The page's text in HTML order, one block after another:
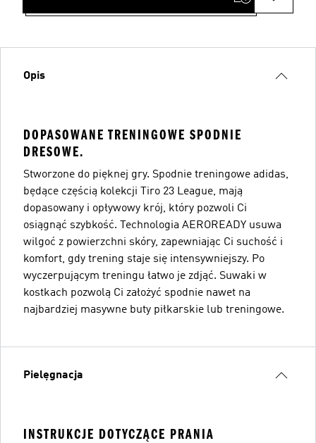
Opis
DOPASOWANE TRENINGOWE SPODNIE
DRESOWE.
Stworzone do pięknej gry. Spodnie treningowe adidas,
będące częścią kolekcji Tiro 23 League, mają
dopasowany i opływowy krój, który pozwoli Ci
osiągnąć szybkość. Technologia AEROREADY usuwa
wilgoć z powierzchni skóry, zapewniając Ci suchość i
komfort, gdy trening staje się intensywniejszy. Po
wyczerpującym treningu łatwo je zdjąć. Suwaki w
kostkach pozwolą Ci założyć spodnie nawet na
najbardziej masywne buty piłkarskie lub treningowe.
Pielęgnacja
INSTRUKCJE DOTYCZĄCE PRANIA